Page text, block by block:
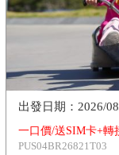
一口價/送SIM卡+轉
PUS04BR26821T03
2026/